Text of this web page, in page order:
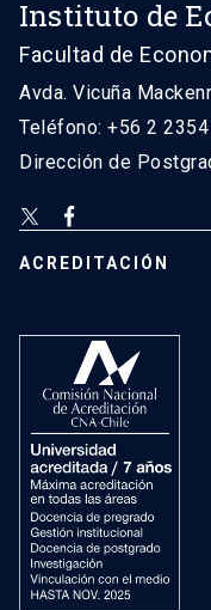
Instituto de
Facultad de
Avda. Vicuña
Teléfono: +56 2
Dirección de
ACREDITACIÓN